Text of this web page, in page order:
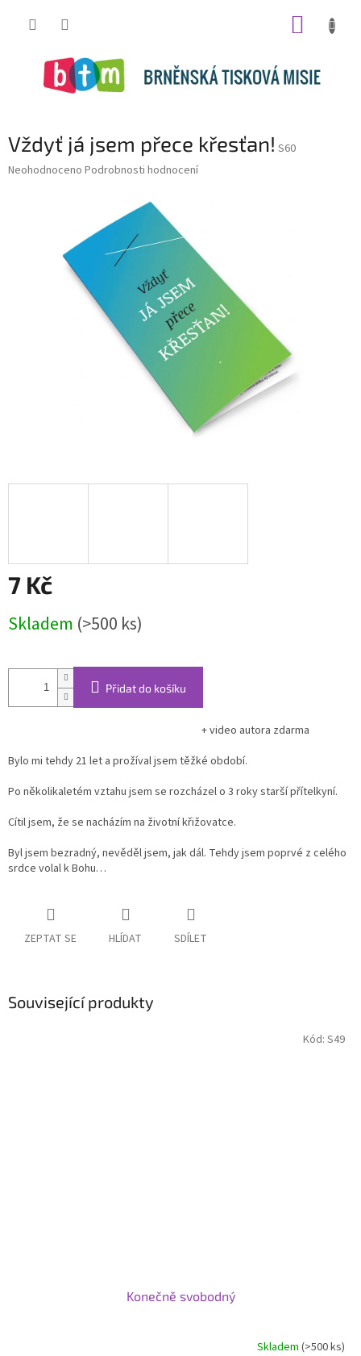
Vždyť já jsem přece křesťan! S60
Průměrné
Neohodnoceno Podrobnosti hodnocení
7 Kč
cena:
Skladem (>500 ks)
Přidat do košíku
+ video autora zdarma
Bylo mi tehdy 21 let a prožíval jsem těžké období.
Po několikaletém vztahu jsem se rozcházel o 3 roky starší přítelkyní.
Cítil jsem, že se nacházím na životní křižovatce.
Byl jsem bezradný, nevěděl jsem, jak dál. Tehdy jsem poprvé z celého
srdce volal k Bohu…
ZEPTAT SE HLÍDAT SDÍLET
Související produkty
Konečně svobodný
Skladem (>500 ks)
Kód: S49